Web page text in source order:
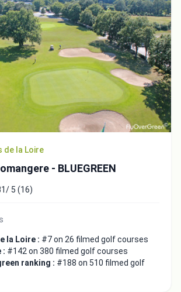
de la Loire
- BLUEGREEN
5 (16)
la Loire : #7 on 26 filmed golf courses
: #142 on 380 filmed golf courses
ranking : #188 on 510 filmed golf